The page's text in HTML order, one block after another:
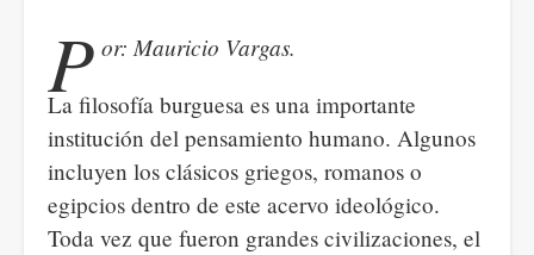
tentativa
P or: Mauricio Vargas.
La filosofía burguesa es una importante
institución del pensamiento humano. Algunos
incluyen los clásicos griegos, romanos o
egipcios dentro de este acervo ideológico.
Toda vez que fueron grandes civilizaciones, el